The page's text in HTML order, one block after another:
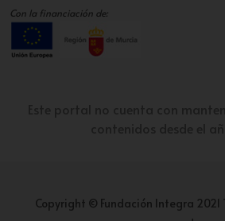
Con la financiación de:
Copyright © Fundación Integra 2021